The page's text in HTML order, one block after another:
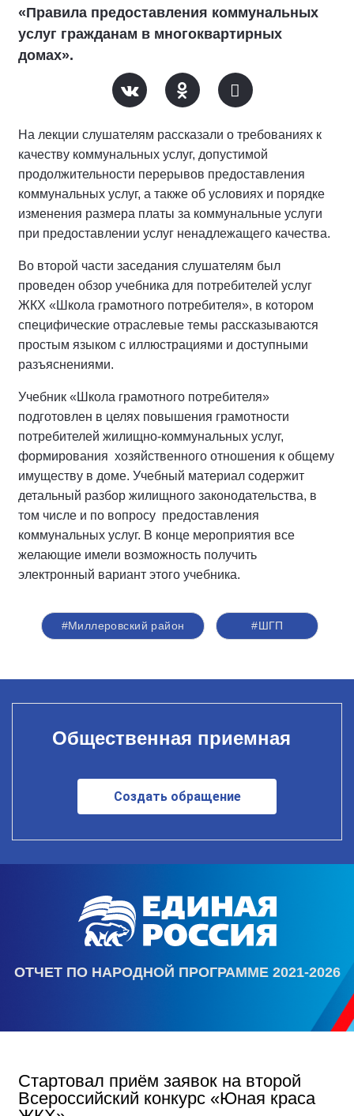
«Правила предоставления коммунальных
услуг гражданам в многоквартирных
домах».
На лекции слушателям рассказали о требованиях к
качеству коммунальных услуг, допустимой
продолжительности перерывов предоставления
коммунальных услуг, а также об условиях и порядке
изменения размера платы за коммунальные услуги
при предоставлении услуг ненадлежащего качества.
Во второй части заседания слушателям был
проведен обзор учебника для потребителей услуг
ЖКХ «Школа грамотного потребителя», в котором
специфические отраслевые темы рассказываются
простым языком с иллюстрациями и доступными
разъяснениями.
Учебник «Школа грамотного потребителя»
подготовлен в целях повышения грамотности
потребителей жилищно-коммунальных услуг,
формирования хозяйственного отношения к общему
имуществу в доме. Учебный материал содержит
детальный разбор жилищного законодательства, в
том числе и по вопросу предоставления
коммунальных услуг. В конце мероприятия все
желающие имели возможность получить
электронный вариант этого учебника.
#Миллеровский район #ШГП
Общественная приемная
Создать обращение
ОТЧЕТ ПО НАРОДНОЙ ПРОГРАММЕ 2021-2026
Стартовал приём заявок на второй
Всероссийский конкурс «Юная краса